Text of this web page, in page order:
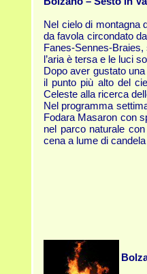
Nel cielo di montagna
da favola circondato
Fanes-Sennes-
l’aria è tersa e le luci
Dopo aver gustato
il punto più alto del
Celeste alla ricerca
Nel programma
Fodara Masaron con
nel parco naturale
cena a lume di